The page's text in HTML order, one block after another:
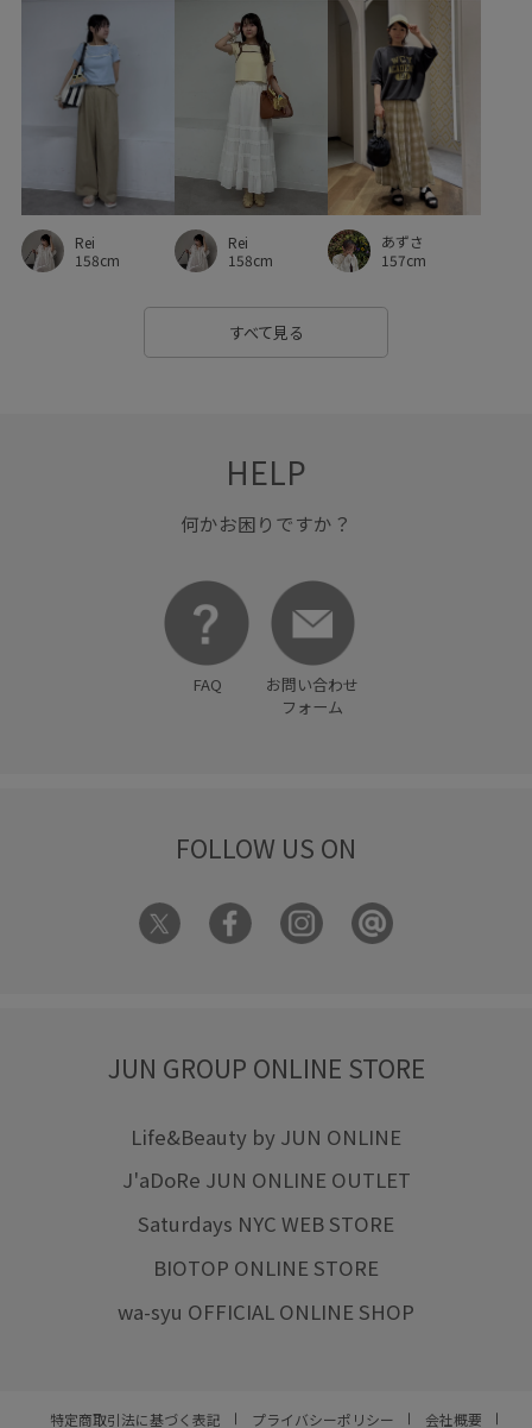
運動会コーデ デートコーデ 旅行コーデ
フェスコーデ 推し活コーデ 父の日ギフト
母の日ギフト ホワイトデーギフト
バレンタインデーギフト 敬老の日ギフト 体型カバー
カジュアルコーデ シンプルコーデ きれいめコーデ
コラボアイテム ROPÉ PICNIC ウェーブ イエベ秋
トップス Tシャツ/カットソー
パンツ チノパンツ バッグ
26ss_hellokitty 2WAYで使える
RP26SS着映えトップス Tシャツ
きちんと感 きれいめ アシンメトリー
カットソー クルーネック
コットンライク コーディネートのアクセント
ジャケット ジャンパースカート
スカート ストラップ ストレッチ感
セットアップ タック チェーン
チョコレート ツイル生地 デイリーで活躍
ニット ニットカーディガン
ハンドバッグ バランスが良い パール ビスチェ
ポリエステル ミニマル リップクリーム リブニット
Rei
158cm
Rei
158cm
あずさ
157cm
すべて見る
HELP
何かお困りですか？
FAQ
お問い合わせ
フォーム
FOLLOW US ON
JUN GROUP ONLINE STORE
Life&Beauty by JUN ONLINE
J'aDoRe JUN ONLINE OUTLET
Saturdays NYC WEB STORE
BIOTOP ONLINE STORE
wa-syu OFFICIAL ONLINE SHOP
特定商取引法に基づく表記 プライバシーポリシー 会社概要